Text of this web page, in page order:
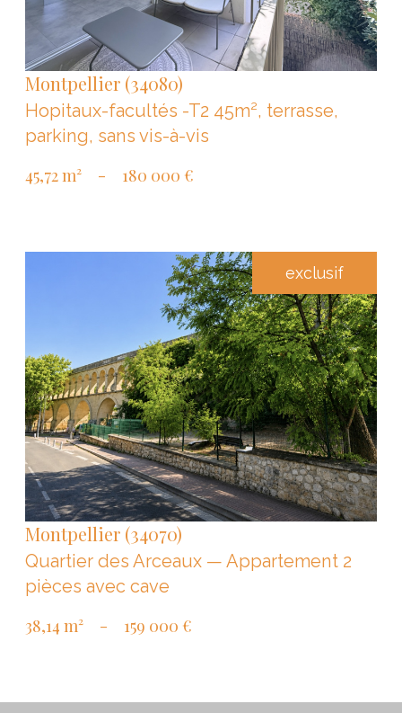
Montpellier (34080)
Hopitaux-facultés -T2 45m², terrasse,
parking, sans vis-à-vis
45,72 m²
- 180 000 €
exclusif
VOIR LE BIEN
Montpellier (34070)
Quartier des Arceaux — Appartement 2
pièces avec cave
38,14 m²
- 159 000 €